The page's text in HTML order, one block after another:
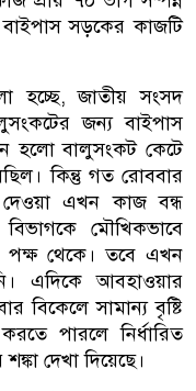
সড়কের কাজটি
হচ্ছে, জাতীয় সংসদ
জন্য বাইপাস
হলো বালুসংকট কেটে
কিন্তু গত রোববার
দেওয়া এখন কাজ বন্ধ
মৌখিকভাবে
পক্ষ থেকে। তবে এখন
এদিকে আবহাওয়ার
বিকেলে সামান্য বৃষ্টি
পারলে নির্ধারিত
দেখা দিয়েছে।